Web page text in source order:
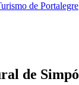
de Portalegre
de